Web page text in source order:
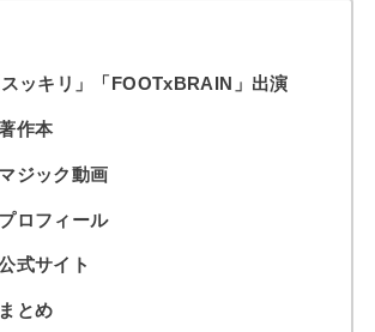
ッキリ」「FOOTxBRAIN」出演
作本
ジック動画
ロフィール
式サイト
とめ